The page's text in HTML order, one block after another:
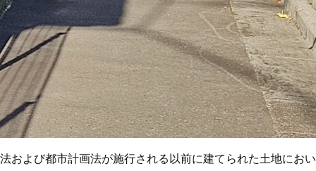
および都市計画法が施行される以前に建てられた土地にお